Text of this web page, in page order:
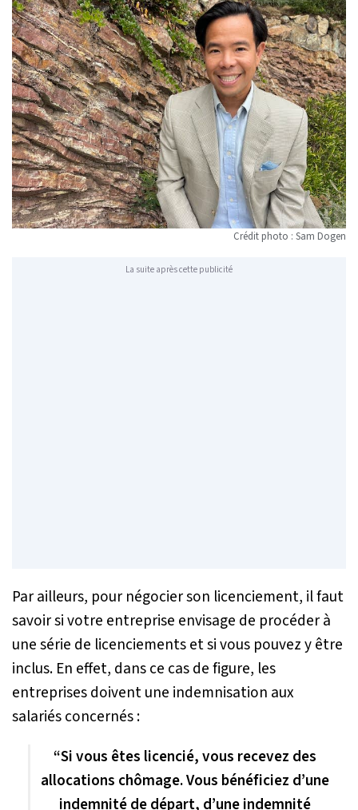
Crédit photo : Sam Dogen
La suite après cette publicité
Par ailleurs, pour négocier son licenciement, il faut
savoir si votre entreprise envisage de procéder à
une série de licenciements et si vous pouvez y être
inclus. En effet, dans ce cas de figure, les
entreprises doivent une indemnisation aux
salariés concernés :
“Si vous êtes licencié, vous recevez des
allocations chômage. Vous bénéficiez d’une
indemnité de départ, d’une indemnité